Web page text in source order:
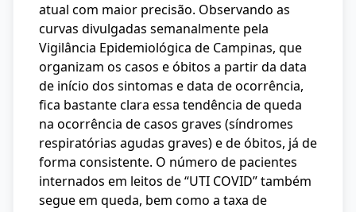
atual com maior precisão. Observando as
curvas divulgadas semanalmente pela
Vigilância Epidemiológica de Campinas, que
organizam os casos e óbitos a partir da data
de início dos sintomas e data de ocorrência,
fica bastante clara essa tendência de queda
na ocorrência de casos graves (síndromes
respiratórias agudas graves) e de óbitos, já de
forma consistente. O número de pacientes
internados em leitos de “UTI COVID” também
segue em queda, bem como a taxa de